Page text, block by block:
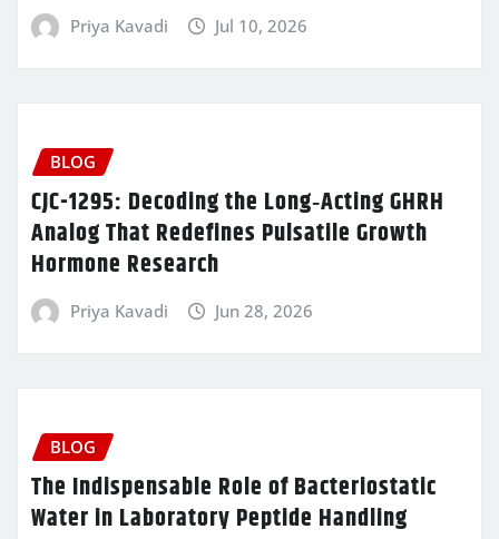
Priya Kavadi Jul 10, 2026
BLOG
CJC-1295: Decoding the Long‑Acting GHRH
Analog That Redefines Pulsatile Growth
Hormone Research
Priya Kavadi Jun 28, 2026
BLOG
The Indispensable Role of Bacteriostatic
Water in Laboratory Peptide Handling